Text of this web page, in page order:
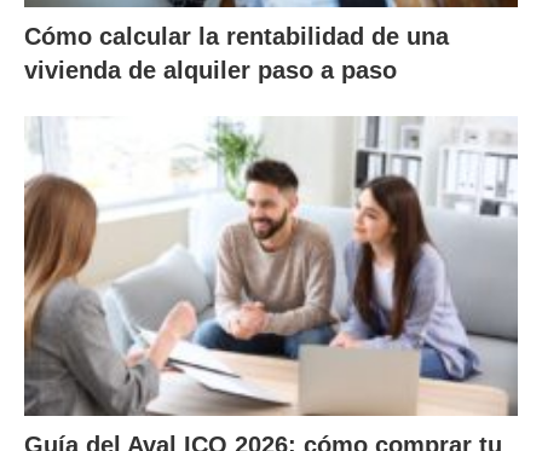
Cómo calcular la rentabilidad de una
vivienda de alquiler paso a paso
Guía del Aval ICO 2026: cómo comprar tu